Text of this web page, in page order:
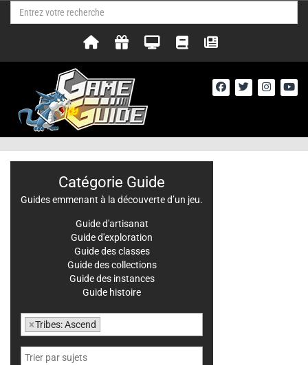
Catégorie Guide
Guides emmenant à la découverte d’un jeu.
Guide d'artisanat
Guide d'exploration
Guide des classes
Guide des collections
Guide des instances
Guide histoire
×Tribes: Ascend